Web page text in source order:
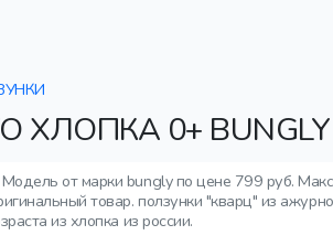
0+ BUNGLY
Модель от марки bungly по цене 799 руб.
товар. ползунки "кварц" из
из хлопка из россии.